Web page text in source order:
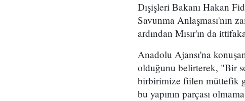
Dışişleri Bakanı Hakan
Savunma Anlaşması'nın
ardından Mısır'ın da
Anadolu Ajansı'na
olduğunu belirterek, "Bir
birbirimize fiilen müttefik
bu yapının parçası